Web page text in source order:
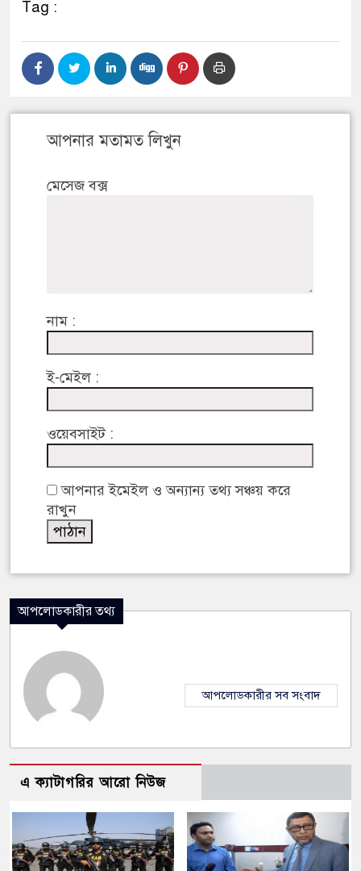
Tag :
আপনার মতামত লিখুন
মেসেজ বক্স
নাম :
ই-মেইল :
ওয়েবসাইট :
আপনার ইমেইল ও অন্যান্য তথ্য সঞ্চয় করে
রাখুন
আপলোডকারীর তথ্য
আপলোডকারীর সব সংবাদ
এ ক্যাটাগরির আরো নিউজ